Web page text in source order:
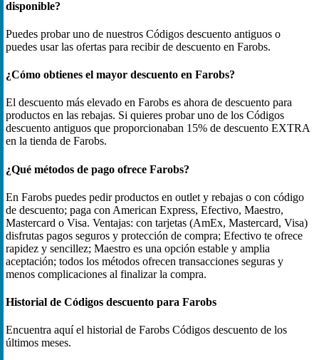
disponible?
Puedes probar uno de nuestros Códigos descuento antiguos o
puedes usar las ofertas para recibir de descuento en Farobs.
¿Cómo obtienes el mayor descuento en Farobs?
El descuento más elevado en Farobs es ahora de descuento para
productos en las rebajas. Si quieres probar uno de los Códigos
descuento antiguos que proporcionaban 15% de descuento EXTRA
en la tienda de Farobs.
¿Qué métodos de pago ofrece Farobs?
En Farobs puedes pedir productos en outlet y rebajas o con código
de descuento; paga con American Express, Efectivo, Maestro,
Mastercard o Visa. Ventajas: con tarjetas (AmEx, Mastercard, Visa)
disfrutas pagos seguros y protección de compra; Efectivo te ofrece
rapidez y sencillez; Maestro es una opción estable y amplia
aceptación; todos los métodos ofrecen transacciones seguras y
menos complicaciones al finalizar la compra.
Historial de Códigos descuento para Farobs
Encuentra aquí el historial de Farobs Códigos descuento de los
últimos meses.